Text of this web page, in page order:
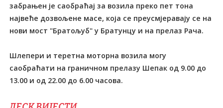
забрањен је саобраћај за возила преко пет тона
највеће дозвољене масе, која се преусмјеравају се на
нови мост "Братољуб" у Братунцу и на прелаз Рача.
Шлепери и теретна моторна возила могу
саобраћати на граничном прелазу Шепак од 9.00 до
13.00 и од 22.00 до 6.00 часова.